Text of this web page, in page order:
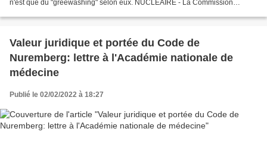
n'est que du "greewashing" selon eux. NUCLÉAIRE - La Commission
Valeur juridique et portée du Code de
Nuremberg: lettre à l'Académie nationale de
médecine
Publié le 02/02/2022 à 18:27